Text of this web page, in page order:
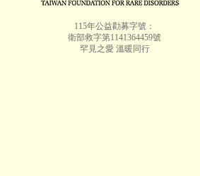
115年公益勸募字號：
衛部救字第1141364459號
罕見之愛 溫暖同行